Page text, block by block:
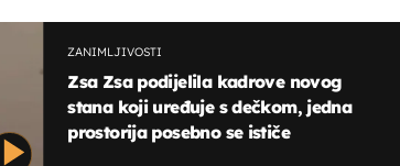
ZANIMLJIVOSTI
Zsa Zsa podijelila kadrove novog
stana koji uređuje s dečkom, jedna
prostorija posebno se ističe